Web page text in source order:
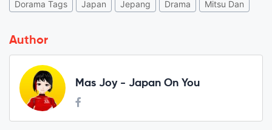
Dorama Tags Japan Jepang Drama Mitsu Dan
Author
Mas Joy - Japan On You